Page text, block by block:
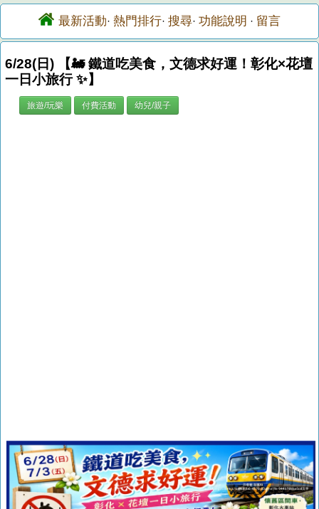
最新活動· 熱門排行· 搜尋· 功能說明 · 留言
6/28(日) 【🚂 鐵道吃美食，文德求好運！彰化×花壇
一日小旅行 ✨】
旅遊/玩樂 付費活動 幼兒/親子